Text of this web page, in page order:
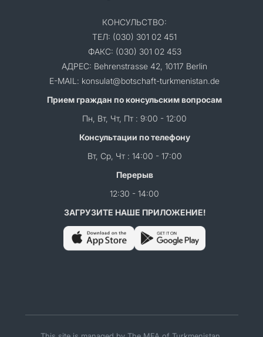
КОНСУЛЬСТВО:
ТЕЛ: (030) 301 02 451
ФАКС: (030) 301 02 453
АДРЕС: Behrenstrasse 42, 10117 Berlin
E-MAIL: konsulat@botschaft-turkmenistan.de
Прием граждан по консульским вопросам
Пн, Вт, Чт, Пт : 9:00 - 12:00
Консультации по телефону
Вт, Ср, Чт : 14:00 - 17:00
Перерыв
12:30 - 14:00
ЗАГРУЗИТЕ НАШЕ ПРИЛОЖЕНИЕ!